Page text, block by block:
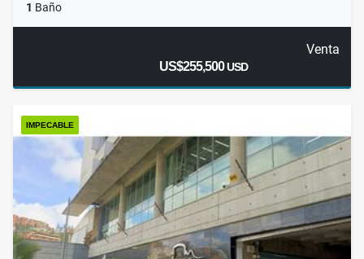
1 Baño
Venta
US$255,500USD
IMPECABLE